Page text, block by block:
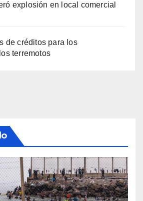
explosión en local comercial
de créditos para los
terremotos